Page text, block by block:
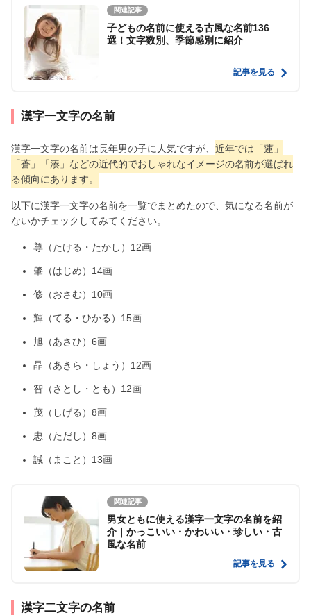
関連記事
子どもの名前に使える古風な名前136
選！文字数別、季節感別に紹介
記事を見る
漢字一文字の名前
漢字一文字の名前は長年男の子に人気ですが、 近年では「蓮」
「蒼」「湊」などの近代的でおしゃれなイメージの名前が選ばれ
る傾向にあります。
以下に漢字一文字の名前を一覧でまとめたので、気になる名前が
ないかチェックしてみてください。
尊（たける・たかし）12画
肇（はじめ）14画
修（おさむ）10画
輝（てる・ひかる）15画
旭（あさひ）6画
晶（あきら・しょう）12画
智（さとし・とも）12画
茂（しげる）8画
忠（ただし）8画
誠（まこと）13画
関連記事
男女ともに使える漢字一文字の名前を紹
介｜かっこいい・かわいい・珍しい・古
風な名前
記事を見る
漢字二文字の名前